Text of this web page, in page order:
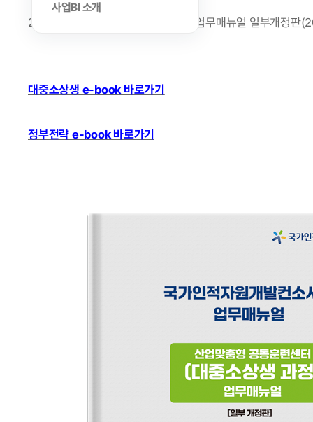
사업BI 소개
2024년 국가인적자원개발컨소시엄 업무매뉴얼 일부개정판
대중소상생 e-book 바로가기
정부전략 e-book 바로가기